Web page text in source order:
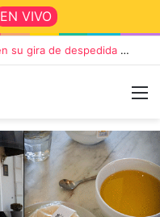
EN VIVO
Die Toten Hosen llega a Tandil en su gira de despedida «Fútbol, Asado, Vino y Adiós Amigos»